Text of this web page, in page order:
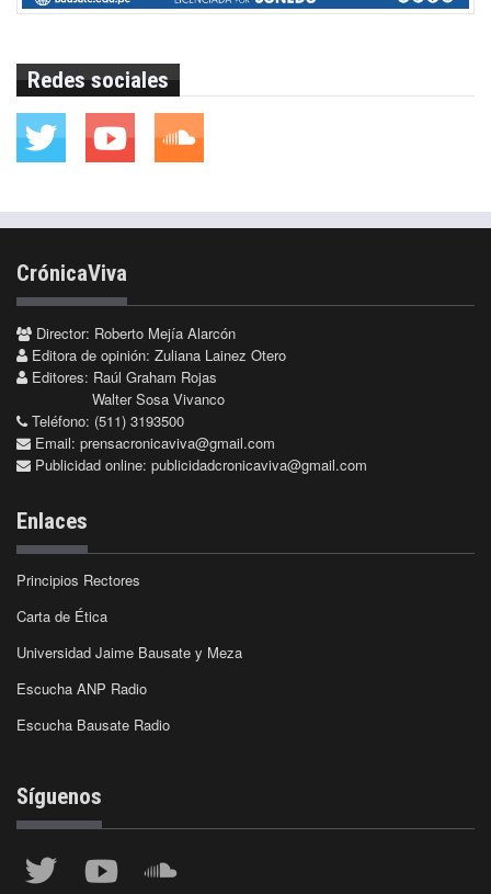
Redes sociales
CrónicaViva
Director: Roberto Mejía Alarcón
Editora de opinión: Zuliana Lainez Otero
Editores: Raúl Graham Rojas
Walter Sosa Vivanco
Teléfono: (511) 3193500
Email: prensacronicaviva@gmail.com
Publicidad online: publicidadcronicaviva@gmail.com
Enlaces
Principios Rectores
Carta de Ética
Universidad Jaime Bausate y Meza
Escucha ANP Radio
Escucha Bausate Radio
Síguenos